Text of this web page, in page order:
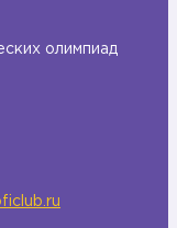
олимпиад